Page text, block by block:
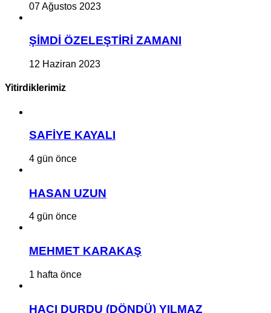
07 Ağustos 2023
ŞİMDİ ÖZELEŞTİRİ ZAMANI
12 Haziran 2023
Yitirdiklerimiz
SAFİYE KAYALI
4 gün önce
HASAN UZUN
4 gün önce
MEHMET KARAKAŞ
1 hafta önce
HACI DURDU (DÖNDÜ) YILMAZ